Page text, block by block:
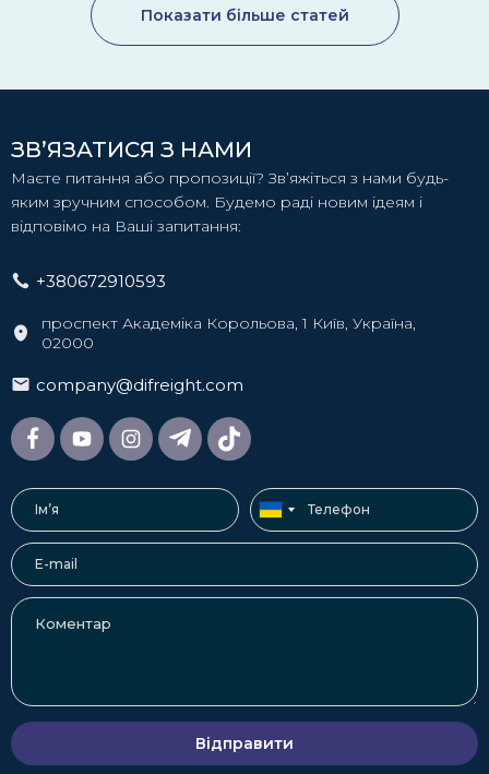
Показати більше статей
ЗВ’ЯЗАТИСЯ З НАМИ
Маєте питання або пропозиції? Зв’яжіться з нами будь-
яким зручним способом. Будемо раді новим ідеям і
відповімо на Ваші запитання:
+380672910593
проспект Академіка Корольова, 1 Київ, Україна,
02000
company@difreight.com
Відправити